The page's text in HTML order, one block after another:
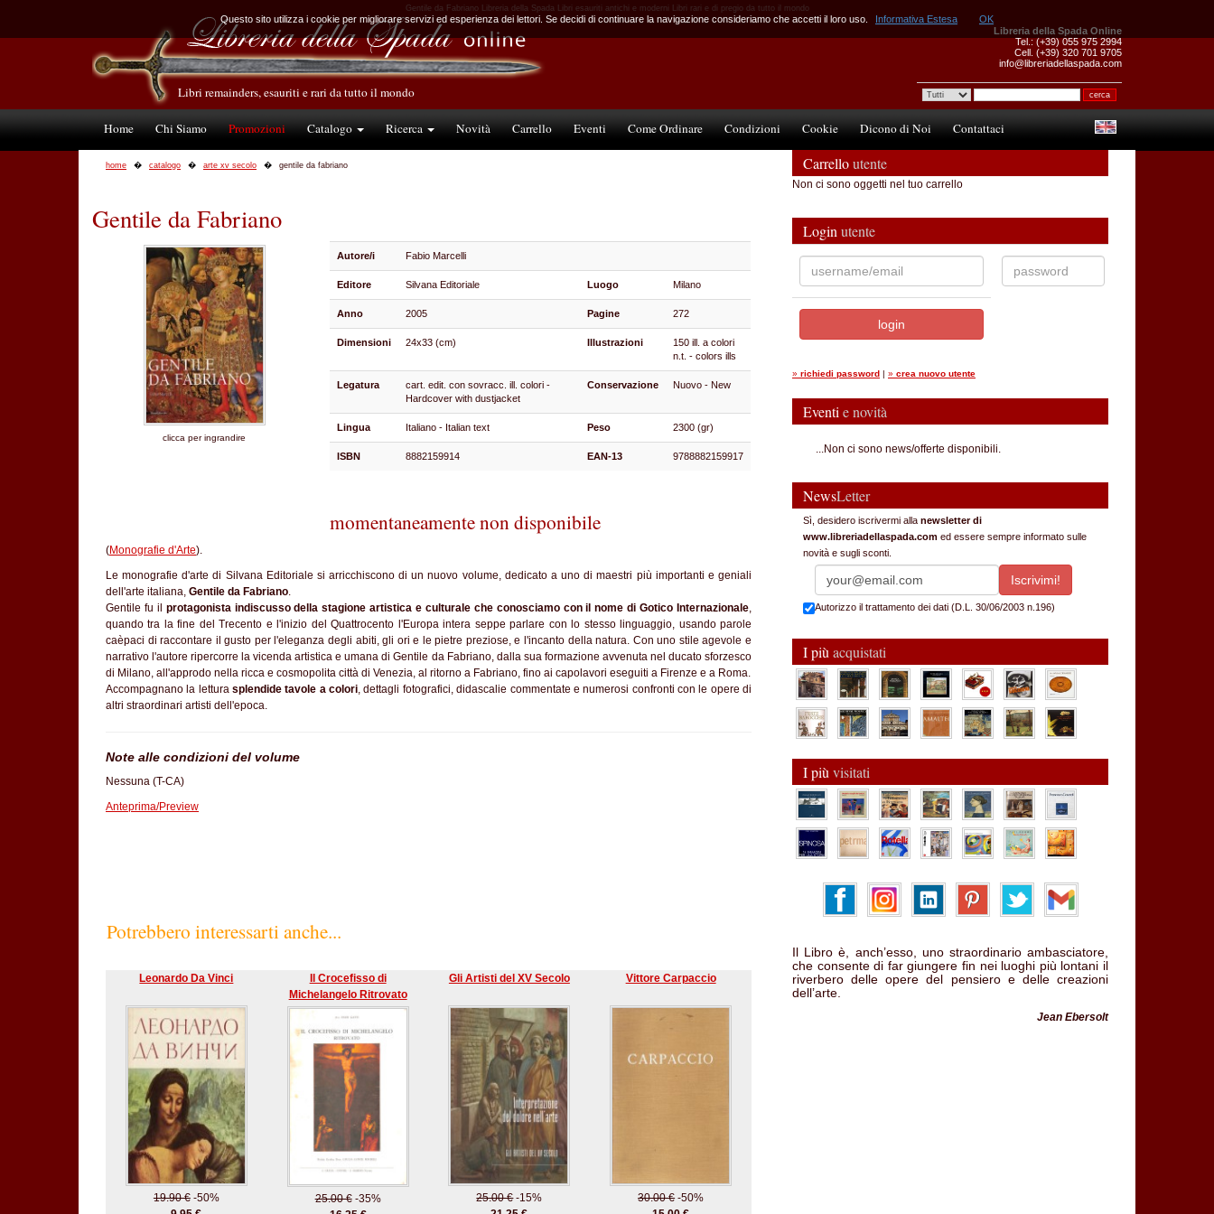
Gentile da Fabriano Libreria della Spada Libri esauriti antichi e moderni Libri rari e di pregio da tutto il mondo
Libreria della Spada Online
Tel.: (+39) 055 975 2994
Cell. (+39) 320 701 9705
info@libreriadellaspada.com
Libri remainders, esauriti e rari da tutto il mondo
Home Chi Siamo Promozioni Catalogo Ricerca Novità Carrello Eventi Come Ordinare Condizioni Cookie Dicono di Noi Contattaci
home catalogo arte xv secolo gentile da fabriano
Gentile da Fabriano
clicca per ingrandire
Autore/i Fabio Marcelli
Editore Silvana Editoriale Luogo Milano
Anno 2005 Pagine 272
Dimensioni 24x33 (cm) Illustrazioni
150 ill. a colori
n.t. - colors ills
Legatura
cart. edit. con sovracc. ill. colori -
Hardcover with dustjacket
Conservazione Nuovo - New
Lingua Italiano - Italian text Peso 2300 (gr)
ISBN 8882159914 EAN-13 9788882159917
momentaneamente non disponibile
(Monografie d'Arte).
Le monografie d'arte di Silvana Editoriale si arricchiscono di un nuovo volume, dedicato a uno di maestri più importanti e geniali
dell'arte italiana, Gentile da Fabriano.
Gentile fu il protagonista indiscusso della stagione artistica e culturale che conosciamo con il nome di Gotico Internazionale,
quando tra la fine del Trecento e l'inizio del Quattrocento l'Europa intera seppe parlare con lo stesso linguaggio, usando parole
caèpaci di raccontare il gusto per l'eleganza degli abiti, gli ori e le pietre preziose, e l'incanto della natura. Con uno stile agevole e
narrativo l'autore ripercorre la vicenda artistica e umana di Gentile da Fabriano, dalla sua formazione avvenuta nel ducato sforzesco
di Milano, all'approdo nella ricca e cosmopolita città di Venezia, al ritorno a Fabriano, fino ai capolavori eseguiti a Firenze e a Roma.
Accompagnano la letturasplendide tavole a colori, dettagli fotografici, didascalie commentate e numerosi confronti con le opere di
altri straordinari artisti dell'epoca.
Note alle condizioni del volume
Nessuna (T-CA)
Anteprima/Preview
Potrebbero interessarti anche...
Leonardo Da Vinci
19.90 €-50%
Il Crocefisso di
Michelangelo Ritrovato
25.00 €-35%
Gli Artisti del XV Secolo
25.00 €-15%
Vittore Carpaccio
30.00 €-50%
Carrelloutente
Non ci sono oggetti nel tuo carrello
Login utente
» richiedi password | » crea nuovo utente
Eventi e novità
...Non ci sono news/offerte disponibili.
NewsLetter
Sì, desidero iscrivermi alla newsletter di
www.libreriadellaspada.com ed essere sempre informato sulle
novità e sugli sconti.
Autorizzo il trattamento dei dati (D.L. 30/06/2003 n.196)
I più acquistati
I più visitati
Il Libro è, anch’esso, uno straordinario ambasciatore,
che consente di far giungere fin nei luoghi più lontani il
riverbero delle opere del pensiero e delle creazioni
dell’arte.
Jean Ebersolt
Questo sito utilizza i cookie per migliorare servizi ed esperienza dei lettori. Se decidi di continuare la navigazione consideriamo che accetti il loro uso. Informativa Estesa OK